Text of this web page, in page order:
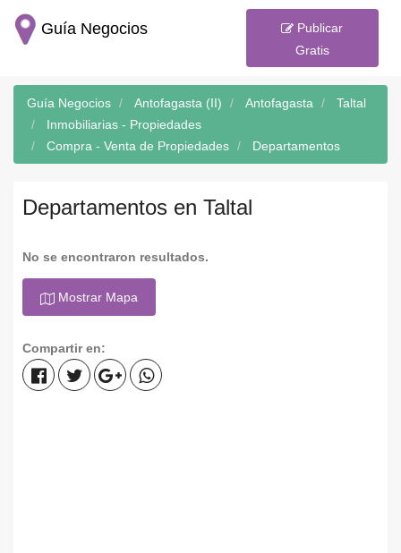
Guía Negocios
Publicar
Gratis
Guía Negocios Antofagasta (II) Antofagasta
Taltal
Inmobiliarias - Propiedades
Compra - Venta de Propiedades
Departamentos
Departamentos en Taltal
No se encontraron resultados.
Mostrar Mapa
Compartir en: